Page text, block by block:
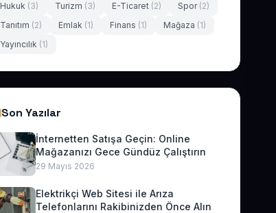
Hukuk (3) Turizm (3) E-Ticaret (2) Spor (2)
Tanıtım (2) Emlak (1) Finans (1) Mağaza (1)
Yayıncılık (1)
Son Yazılar
İnternetten Satışa Geçin: Online
Mağazanızı Gece Gündüz Çalıştırın
29 Mayıs 2026
Elektrikçi Web Sitesi ile Arıza
Telefonlarını Rakibinizden Önce Alın